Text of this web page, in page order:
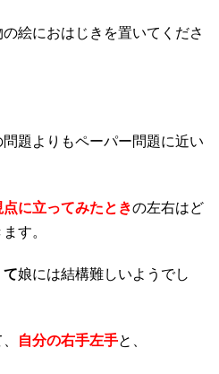
絵におはじきを置いてくださ
題よりもペーパー問題に近い
に立ってみたときの左右はど
す。
て娘には結構難しいようでし
自分の右手左手と、